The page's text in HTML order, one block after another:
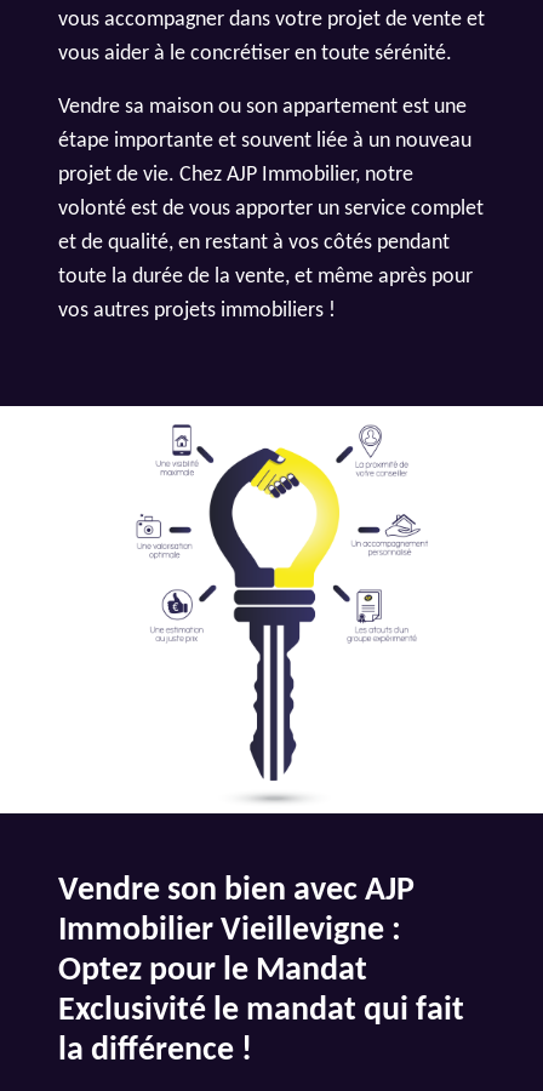
vous accompagner dans votre projet de vente et
vous aider à le concrétiser en toute sérénité.
Vendre sa maison ou son appartement est une
étape importante et souvent liée à un nouveau
projet de vie. Chez AJP Immobilier, notre
volonté est de vous apporter un service complet
et de qualité, en restant à vos côtés pendant
toute la durée de la vente, et même après pour
vos autres projets immobiliers !
Vendre son bien avec AJP
Immobilier Vieillevigne :
Optez pour le Mandat
Exclusivité le mandat qui fait
la différence !